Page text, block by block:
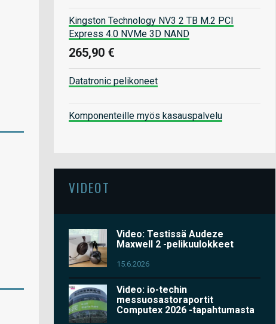
Kingston Technology NV3 2 TB M.2 PCI
Express 4.0 NVMe 3D NAND
265,90 €
Datatronic pelikoneet
Komponenteille myös kasauspalvelu
VIDEOT
Video: Testissä Audeze
Maxwell 2 -pelikuulokkeet
15.6.2026
Video: io-techin
messuosastoraportit
Computex 2026 -tapahtumasta